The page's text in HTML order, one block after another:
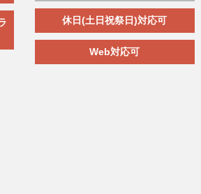
休日(土日祝祭日)対応可
Web対応可